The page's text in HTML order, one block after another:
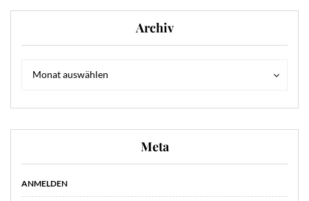
Archiv
Monat auswählen
Meta
ANMELDEN